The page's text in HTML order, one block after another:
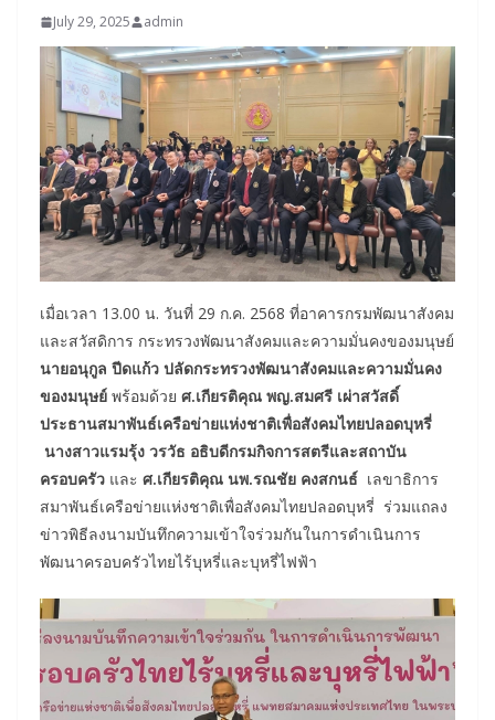
July 29, 2025 admin
เมื่อเวลา 13.00 น. วันที่ 29 ก.ค. 2568 ที่อาคารกรมพัฒนาสังคม
และสวัสดิการ กระทรวงพัฒนาสังคมและความมั่นคงของมนุษย์
นายอนุกูล ปีดแก้ว ปลัดกระทรวงพัฒนาสังคมและความมั่นคง
ของมนุษย์ พร้อมด้วย ศ.เกียรติคุณ พญ.สมศรี เผ่าสวัสดิ์
ประธานสมาพันธ์เครือข่ายแห่งชาติเพื่อสังคมไทยปลอดบุหรี่
นางสาวแรมรุ้ง วรวัธ อธิบดีกรมกิจการสตรีและสถาบัน
ครอบครัว และ ศ.เกียรติคุณ นพ.รณชัย คงสกนธ์ เลขาธิการ
สมาพันธ์เครือข่ายแห่งชาติเพื่อสังคมไทยปลอดบุหรี่ ร่วมแถลง
ข่าวพิธีลงนามบันทึกความเข้าใจร่วมกันในการดำเนินการ
พัฒนาครอบครัวไทยไร้บุหรี่และบุหรี่ไฟฟ้า